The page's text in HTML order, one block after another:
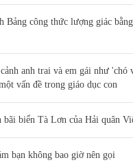
Bảng công thức lượng giác
anh trai và em gái như 'chó
vấn đề trong giáo dục con
biển Tà Lơn của Hải quân
bạn không bao giờ nên gọi